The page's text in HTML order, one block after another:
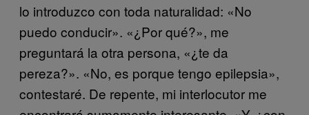
lo introduzco con toda naturalidad: «No
puedo conducir». «¿Por qué?», me
preguntará la otra persona, «¿te da
pereza?». «No, es porque tengo epilepsia»,
contestaré. De repente, mi interlocutor me